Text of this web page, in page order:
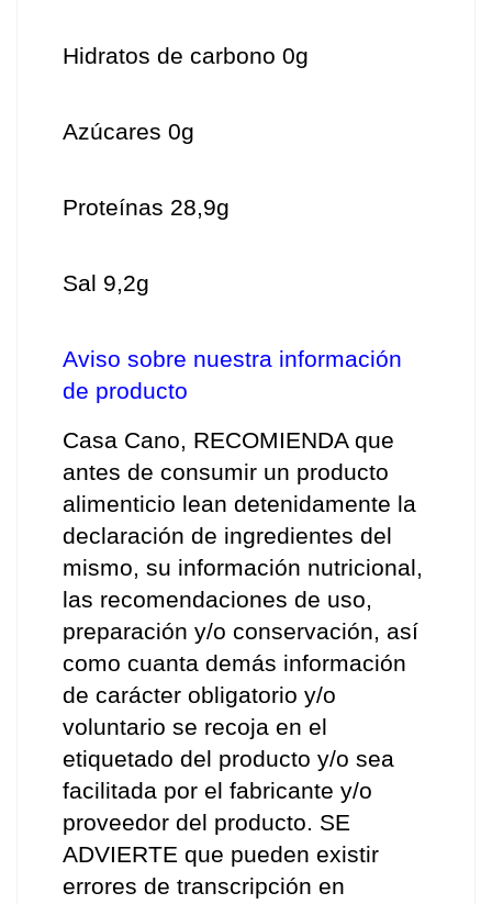
Hidratos de carbono 0g
Azúcares 0g
Proteínas 28,9g
Sal 9,2g
Aviso sobre nuestra información
de producto
Casa Cano, RECOMIENDA que
antes de consumir un producto
alimenticio lean detenidamente la
declaración de ingredientes del
mismo, su información nutricional,
las recomendaciones de uso,
preparación y/o conservación, así
como cuanta demás información
de carácter obligatorio y/o
voluntario se recoja en el
etiquetado del producto y/o sea
facilitada por el fabricante y/o
proveedor del producto. SE
ADVIERTE que pueden existir
errores de transcripción en